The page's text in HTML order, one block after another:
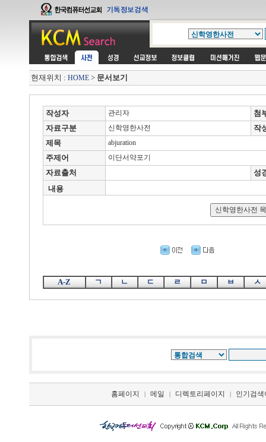
현재위치 : HOME > 문서보기
작성자 관리자
첨
자료구분
신학영한사전
작
제목
abjuration
주제어 이단서약포기
자료출처
성
내용
A-Z ㄱ ㄴ ㄷ ㄹ ㅁ ㅂ ㅅ
홈페이지 | 메일 | 디렉토리페이지 | 인기검색